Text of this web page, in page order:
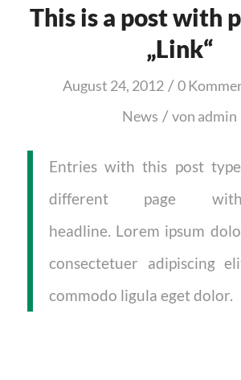
This is a post with
„Link“
August 24, 2012 / 0
News / von admin
Entries with this post
different page
headline. Lorem ipsum
consectetuer adipiscing
commodo ligula eget dolor.